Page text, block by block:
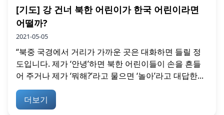
[기도] 강 건너 북한 어린이가 한국 어린이라면
어떨까?
2021-05-05
“북중 국경에서 거리가 가까운 곳은 대화하면 들릴 정
도입니다. 제가 ‘안녕’하면 북한 어린이들이 손을 흔들
어 주거나 제가 ‘뭐해?’라고 물으면 ‘놀아’라고 대답한...
더보기